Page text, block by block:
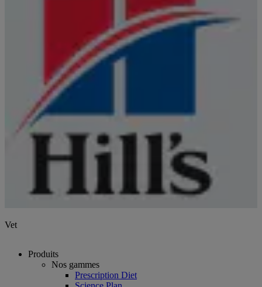
Vet
Produits
Nos gammes
Prescription Diet